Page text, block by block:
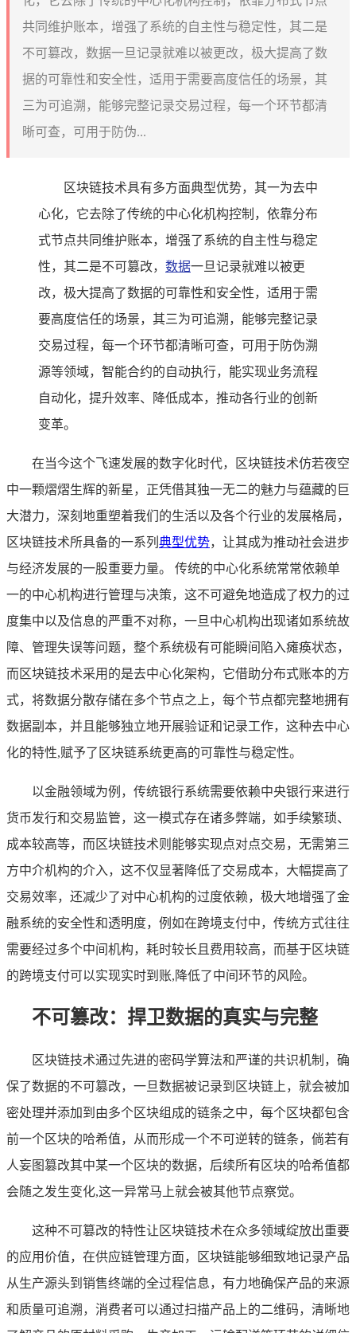
共同维护账本，增强了系统的自主性与稳定性，其二是
不可篡改，数据一旦记录就难以被更改，极大提高了数
据的可靠性和安全性，适用于需要高度信任的场景，其
三为可追溯，能够完整记录交易过程，每一个环节都清
晰可查，可用于防伪...
区块链技术具有多方面典型优势，其一为去中
心化，它去除了传统的中心化机构控制，依靠分布
式节点共同维护账本，增强了系统的自主性与稳定
性，其二是不可篡改， 数据一旦记录就难以被更
改，极大提高了数据的可靠性和安全性，适用于需
要高度信任的场景，其三为可追溯，能够完整记录
交易过程，每一个环节都清晰可查，可用于防伪溯
源等领域，智能合约的自动执行，能实现业务流程
自动化，提升效率、降低成本，推动各行业的创新
变革。
在当今这个飞速发展的数字化时代，区块链技术仿若夜空
中一颗熠熠生辉的新星，正凭借其独一无二的魅力与蕴藏的巨
大潜力，深刻地重塑着我们的生活以及各个行业的发展格局，
区块链技术所具备的一系列 典型优势，让其成为推动社会进步
与经济发展的一股重要力量。 传统的中心化系统常常依赖单
一的中心机构进行管理与决策，这不可避免地造成了权力的过
度集中以及信息的严重不对称，一旦中心机构出现诸如系统故
障、管理失误等问题，整个系统极有可能瞬间陷入瘫痪状态，
而区块链技术采用的是去中心化架构，它借助分布式账本的方
式，将数据分散存储在多个节点之上，每个节点都完整地拥有
数据副本，并且能够独立地开展验证和记录工作，这种去中心
化的特性,赋予了区块链系统更高的可靠性与稳定性。
以金融领域为例，传统银行系统需要依赖中央银行来进行
货币发行和交易监管，这一模式存在诸多弊端，如手续繁琐、
成本较高等，而区块链技术则能够实现点对点交易，无需第三
方中介机构的介入，这不仅显著降低了交易成本，大幅提高了
交易效率，还减少了对中心机构的过度依赖，极大地增强了金
融系统的安全性和透明度，例如在跨境支付中，传统方式往往
需要经过多个中间机构，耗时较长且费用较高，而基于区块链
的跨境支付可以实现实时到账,降低了中间环节的风险。
不可篡改：捍卫数据的真实与完整
区块链技术通过先进的密码学算法和严谨的共识机制，确
保了数据的不可篡改，一旦数据被记录到区块链上，就会被加
密处理并添加到由多个区块组成的链条之中，每个区块都包含
前一个区块的哈希值，从而形成一个不可逆转的链条，倘若有
人妄图篡改其中某一个区块的数据，后续所有区块的哈希值都
会随之发生变化,这一异常马上就会被其他节点察觉。
这种不可篡改的特性让区块链技术在众多领域绽放出重要
的应用价值，在供应链管理方面，区块链能够细致地记录产品
从生产源头到销售终端的全过程信息，有力地确保产品的来源
和质量可追溯，消费者可以通过扫描产品上的二维码，清晰地